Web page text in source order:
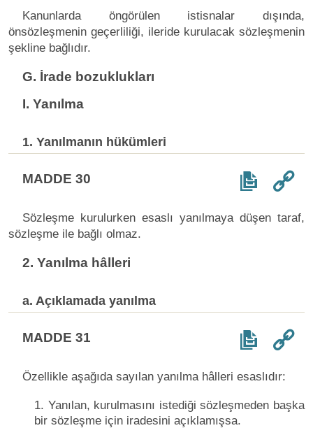
Kanunlarda öngörülen istisnalar dışında,
önsözleşmenin geçerliliği, ileride kurulacak sözleşmenin
şekline bağlıdır.
G. İrade bozuklukları
I. Yanılma
1. Yanılmanın hükümleri
MADDE 30
Sözleşme kurulurken esaslı yanılmaya düşen taraf,
sözleşme ile bağlı olmaz.
2. Yanılma hâlleri
a. Açıklamada yanılma
MADDE 31
Özellikle aşağıda sayılan yanılma hâlleri esaslıdır:
1. Yanılan, kurulmasını istediği sözleşmeden başka
bir sözleşme için iradesini açıklamışsa.